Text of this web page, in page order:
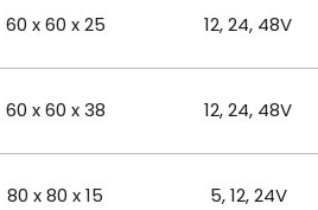
60 x 60 x 25 12, 24, 48V
60 x 60 x 38 12, 24, 48V
80 x 80 x 15 5, 12, 24V